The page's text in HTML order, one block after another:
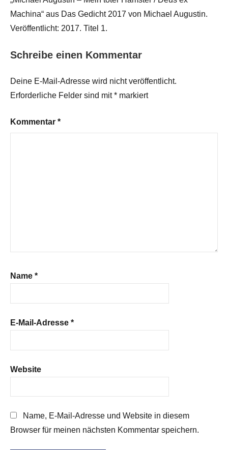
Machina“ aus Das Gedicht 2017 von Michael Augustin.
Veröffentlicht: 2017. Titel 1.
Schreibe einen Kommentar
Deine E-Mail-Adresse wird nicht veröffentlicht.
Erforderliche Felder sind mit* markiert
Kommentar *
Name *
E-Mail-Adresse *
Website
Name, E-Mail-Adresse und Website in diesem
Browser für meinen nächsten Kommentar speichern.